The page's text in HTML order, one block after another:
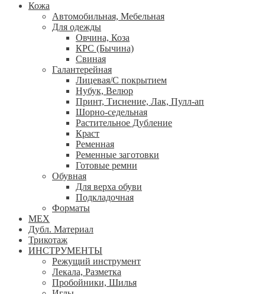
Кожа
Автомобильная, Мебельная
Для одежды
Овчина, Коза
КРС (Бычина)
Свиная
Галантерейная
Лицевая/С покрытием
Нубук, Велюр
Принт, Тиснение, Лак, Пулл-ап
Шорно-седельная
Растительное Дубление
Краст
Ременная
Ременные заготовки
Готовые ремни
Обувная
Для верха обуви
Подкладочная
Форматы
МЕХ
Дубл. Материал
Трикотаж
ИНСТРУМЕНТЫ
Режущий инструмент
Лекала, Разметка
Пробойники, Шилья